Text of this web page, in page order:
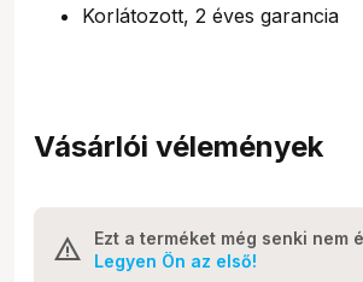
Korlátozott, 2 éves garancia
Vásárlói vélemények
Ezt a terméket még senki nem
Legyen Ön az első!